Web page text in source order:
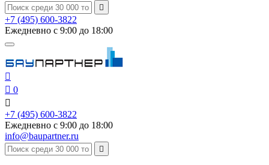

+7 (495) 600-3822
Ежедневно с 9:00 до 18:00

 0

+7 (495) 600-3822
Ежедневно с 9:00 до 18:00
info@baupartner.ru
